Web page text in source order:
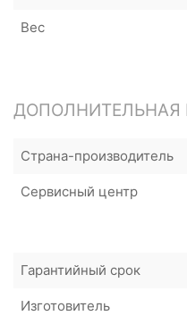
Вес
Страна-производитель
Сервисный центр
Гарантийный срок
Изготовитель